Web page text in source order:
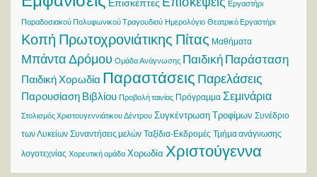
Επισκέπτες
Εργαστήρι
Παραδοσιακού Πολυφωνικού Τραγουδιού Ημερολόγιο Θεατρικό Εργαστήρι
Κοπή Πρωτοχρονιάτικης Πίτας Μαθήματα
Μπάντα Δρόμου Ομάδα Ανάγνωσης Παιδική Παράσταση
Παιδική Χορωδία Παραστάσεις Παρελάσεις
Παρουσίαση Βιβλίου Προβολή ταινίας Πρόγραμμα Σεμινάρια
Στολισμός Χριστουγεννιάτικου Δέντρου Συγκέντρωση Τροφίμων Συνέδριο
των Λυκείων Συναντήσεις μελών Ταξίδια-Εκδρομές Τμήμα ανάγνωσης
λογοτεχνίας Χορευτική ομάδα Χορωδία Χριστούγεννα